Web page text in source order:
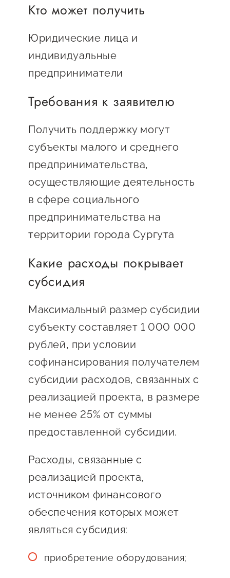
Навигатор по мерам
поддержки
Имущественная поддержка
Консультационная поддержка
Образовательная поддержка
инновационно-
технологического
предпринимательства
Поддержка социальных
предпринимателей
Поддержка экспортеров
Финансовая поддержка
Меры поддержки в условиях
внешнего санкционного
давления
Центры поддержки
Центр информационно-
консультационного
сопровождения
Поддержка центра
Онлайн-витрина
Центр образовательных
предпринимательства
О центре
Календарь
мероприятий для
предпринимателей
Проекты
Истории успеха
социальной сферы
О центре
Поддержка центра
мероприятий для
Центр финансовой
поддержки
О центре
Центр инновационно-
Кто может получить
Юридические лица и
индивидуальные
предприниматели
Требования к заявителю
Получить поддержку могут
субъекты малого и среднего
предпринимательства,
осуществляющие деятельность
в сфере социального
предпринимательства на
территории города Сургута
Какие расходы покрывает
субсидия
Максимальный размер субсидии
субъекту составляет 1 000 000
рублей, при условии
софинансирования получателем
субсидии расходов, связанных с
реализацией проекта, в размере
не менее 25% от суммы
предоставленной субсидии.
Расходы, связанные с
реализацией проекта,
источником финансового
обеспечения которых может
являться субсидия:
приобретение оборудования;